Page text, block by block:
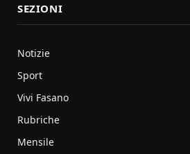
SEZIONI
Notizie
Sport
Vivi Fasano
Rubriche
Mensile